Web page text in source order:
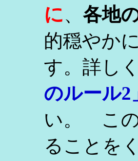
に、 各地
的穏やか
す。詳し
のルール2
い。 この
ることを